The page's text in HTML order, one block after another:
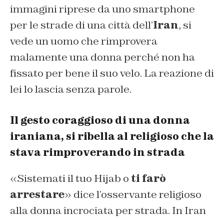
immagini riprese da uno smartphone
per le strade di una città dell’Iran, si
vede un uomo che rimprovera
malamente una donna perché non ha
fissato per bene il suo velo. La reazione di
lei lo lascia senza parole.
Il gesto coraggioso di una donna
iraniana, si ribella al religioso che la
stava rimproverando in strada
«Sistemati il tuo Hijab o ti farò
arrestare» dice l’osservante religioso
alla donna incrociata per strada. In Iran